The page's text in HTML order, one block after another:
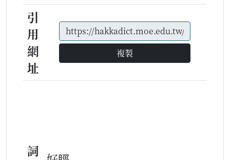
引
用
網
址
複製
詞